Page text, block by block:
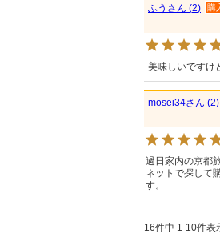
ふう 2 購
美味しいですけ
mosei34 2
過日家内の京都
ネットで探して
す。
16件中 1-10件表